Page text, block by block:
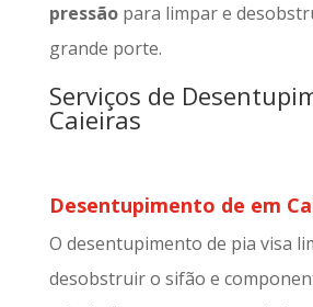
pressãopara limpar e
grande porte.
Serviços de
Caieiras
Desentupimento de em
O desentupimento de pia visa
desobstruir o sifão e